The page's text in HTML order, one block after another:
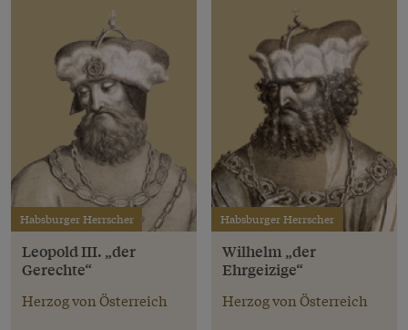
Habsburger Herrscher
Leopold III. „der
Gerechte“
Herzog von Österreich
Habsburger Herrscher
Wilhelm „der
Ehrgeizige“
Herzog von Österreich